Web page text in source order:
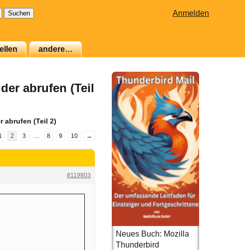
Anmelden
andere…
abrufen (Teil
abrufen (Teil 2)
2 3 8 9 10 →
#119803
Neues Buch: Mozilla
Thunderbird